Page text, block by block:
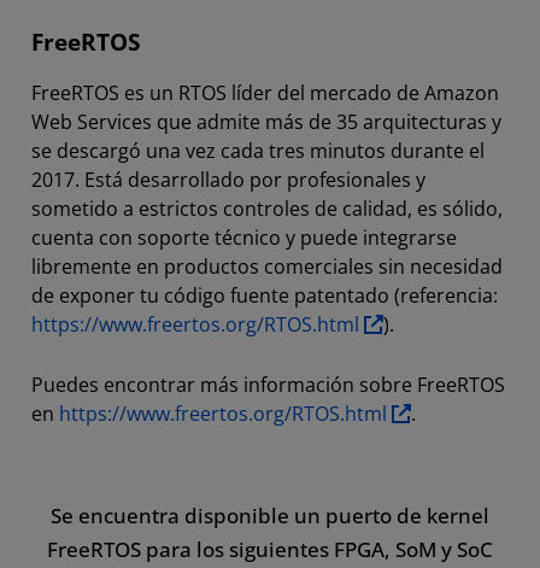
FreeRTOS
FreeRTOS es un RTOS líder del mercado de Amazon
Web Services que admite más de 35 arquitecturas y
se descargó una vez cada tres minutos durante el
2017. Está desarrollado por profesionales y
sometido a estrictos controles de calidad, es sólido,
cuenta con soporte técnico y puede integrarse
libremente en productos comerciales sin necesidad
de exponer tu código fuente patentado (referencia:
https://www.freertos.org/RTOS.html
).
Puedes encontrar más información sobre FreeRTOS
en https://www.freertos.org/RTOS.html .
Se encuentra disponible un puerto de kernel
FreeRTOS para los siguientes FPGA, SoM y SoC